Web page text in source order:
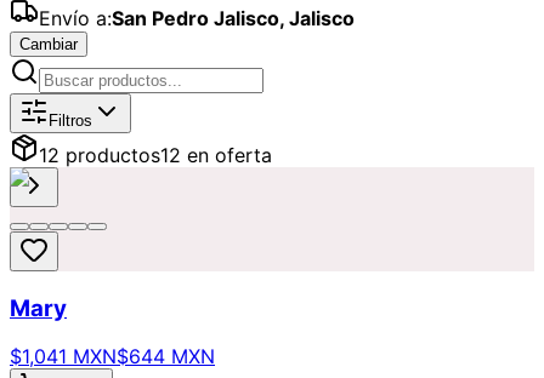
Envío a:San Pedro Jalisco, Jalisco
Cambiar
Catálogo deRamo Buchón
Filtros
12 productos12 en oferta
Mary
$1,041 MXN$644 MXN